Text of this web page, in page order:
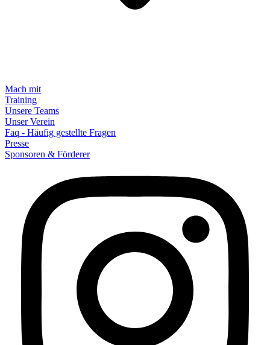
Mach mit
Training
Unsere Teams
Unser Verein
Faq - Häufig gestellte Fragen
Presse
Sponsoren & Förderer